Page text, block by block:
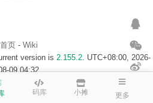
码库 小摊 更多
首页- Wiki
version is 2.155.2. UTC+08:00, 2026-
09 04:32
号-1 $访客地图$